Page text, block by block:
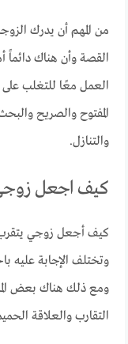
من المهم أن يدرك
القصة وأن هناك دائماً
العمل معًا للتغلب
المفتوح والصريح
والتنازل.
كيف اجعل
كيف أجعل زوجي
وتختلف الإجابة عليه
ومع ذلك هناك بعض
التقارب والعلاقة